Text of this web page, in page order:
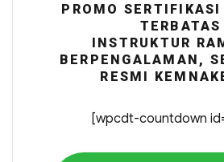
PROMO
TERBATAS
INSTRUKTUR
BERPENGALAMAN,
RESMI
[wpcdt-countdown